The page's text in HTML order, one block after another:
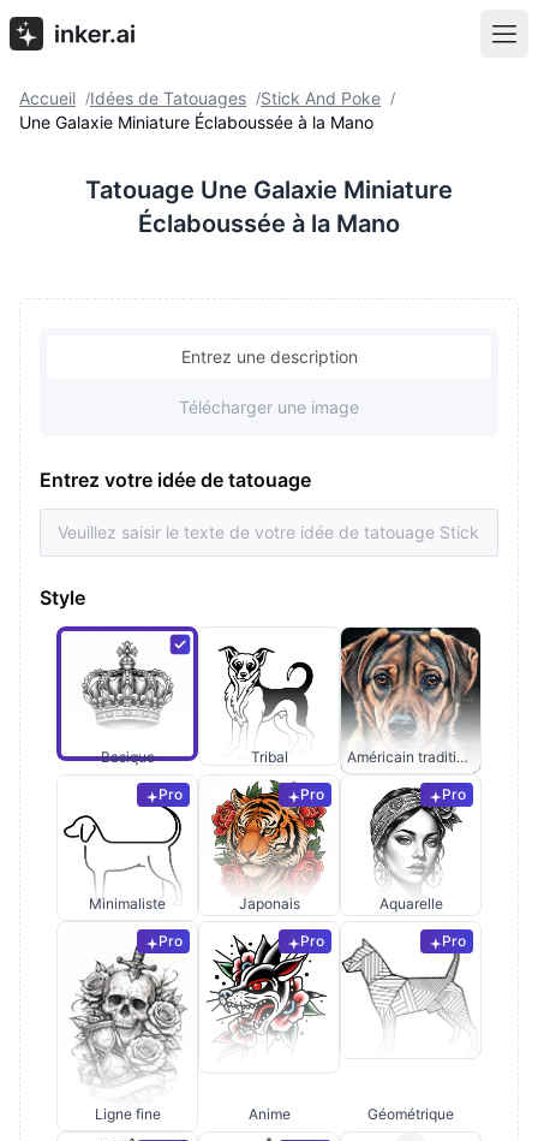
Accueil /Idées de Tatouages /Stick And Poke /
Une Galaxie Miniature Éclaboussée à la Mano
Tatouage Une Galaxie Miniature
Éclaboussée à la Mano
Entrez une description
Télécharger une image
Entrez votre idée de tatouage
Style
Basique Tribal Américain traditionnel
Pro
Minimaliste
Pro
Japonais
Pro
Aquarelle
Pro
Ligne fine
Pro
Anime
Pro
Géométrique